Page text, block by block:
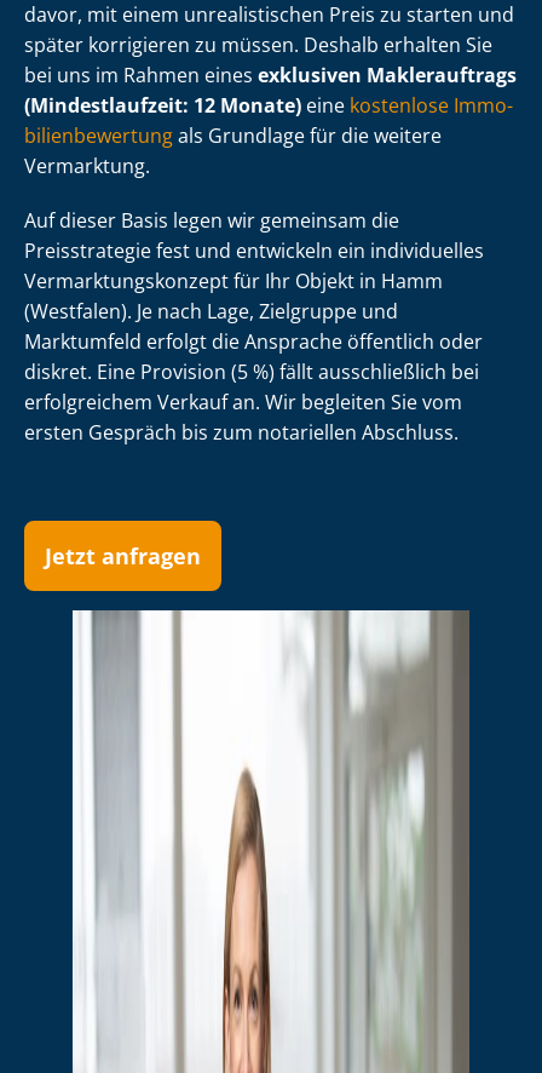
davor, mit einem unrealistischen Preis zu starten und
später korrigieren zu müssen. Deshalb erhalten Sie
bei uns im Rahmen eines exklusiven Maklerauftrags
(Mindestlaufzeit: 12 Monate) eine kostenlose Im­mo­
bi­li­en­be­wer­tungals Grundlage für die weitere
Vermarktung.
Auf dieser Basis legen wir gemeinsam die
Preisstrategie fest und entwickeln ein individuelles
Ver­mark­tungs­kon­zept für Ihr Objekt in Hamm
(Westfalen). Je nach Lage, Zielgruppe und
Marktumfeld erfolgt die Ansprache öffentlich oder
diskret. Eine Provision (5 %) fällt ausschließlich bei
erfolgreichem Verkauf an. Wir begleiten Sie vom
ersten Gespräch bis zum notariellen Abschluss.
Jetzt anfragen